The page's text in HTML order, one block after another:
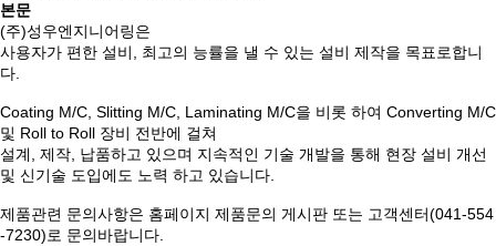
본문
(주)성우엔지니어링은
사용자가 편한 설비, 최고의 능률을 낼 수 있는 설비 제작을 목표로합니
다.
Coating M/C, Slitting M/C, Laminating M/C을 비롯 하여 Converting M/C
및 Roll to Roll 장비 전반에 걸쳐
설계, 제작, 납품하고 있으며 지속적인 기술 개발을 통해 현장 설비 개선
및 신기술 도입에도 노력 하고 있습니다.
제품관련 문의사항은 홈페이지 제품문의 게시판 또는 고객센터(041-554
-7230)로 문의바랍니다.